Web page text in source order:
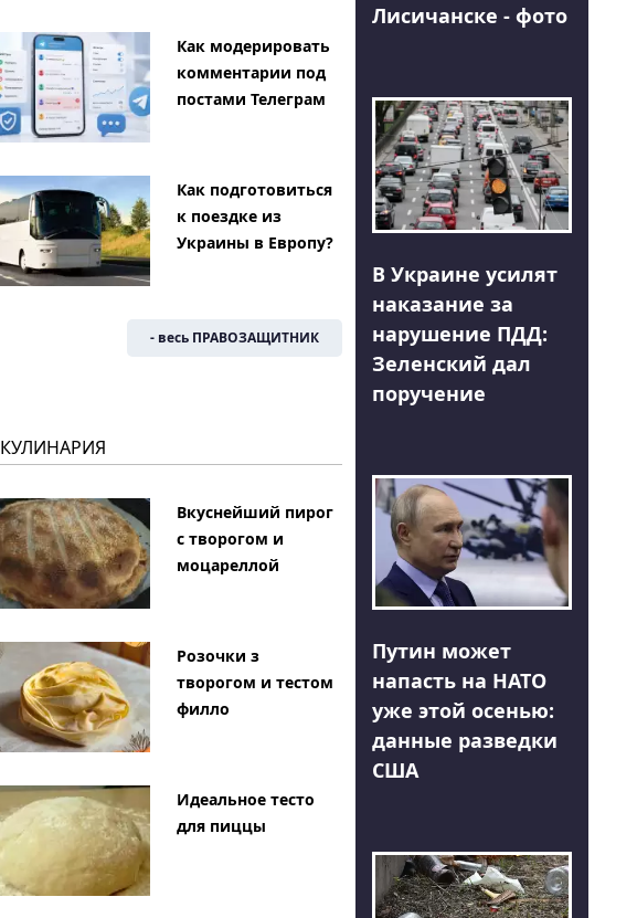
Как модерировать
комментарии под
постами Телеграм
Как подготовиться
к поездке из
Украины в Европу?
- весь ПРАВОЗАЩИТНИК
КУЛИНАРИЯ
Вкуснейший пирог
с творогом и
моцареллой
Розочки з
творогом и тестом
филло
Идеальное тесто
для пиццы
Лисичанске - фото
В Украине усилят
наказание за
нарушение ПДД:
Зеленский дал
поручение
Путин может
напасть на НАТО
уже этой осенью:
данные разведки
США